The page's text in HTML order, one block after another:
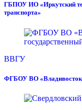
ГБПОУ ИО «Иркутский
транспорта»
ВВГУ
ФГБОУ ВО